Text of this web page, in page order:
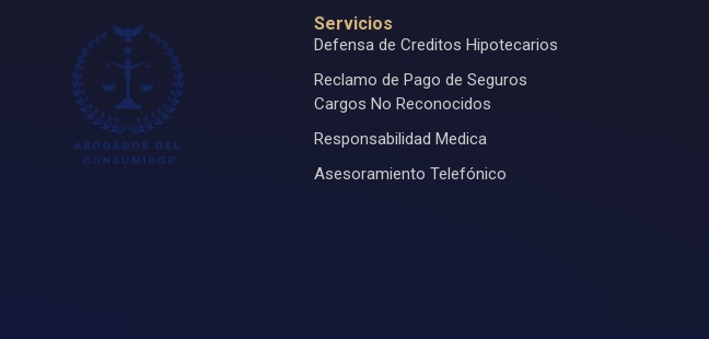
Servicios
Defensa de Creditos Hipotecarios
Reclamo de Pago de Seguros
Cargos No Reconocidos
Responsabilidad Medica
Asesoramiento Telefónico